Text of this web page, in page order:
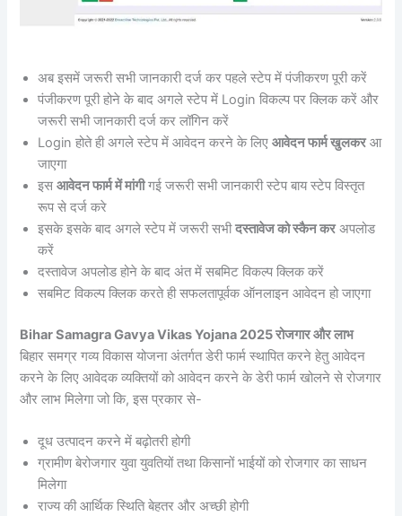
अब इसमें जरूरी सभी जानकारी दर्ज कर पहले स्टेप में पंजीकरण पूरी करें
पंजीकरण पूरी होने के बाद अगले स्टेप में Login विकल्प पर क्लिक करें और
जरूरी सभी जानकारी दर्ज कर लॉगिन करें
Login होते ही अगले स्टेप में आवेदन करने के लिएआवेदन फार्म खुलकरआ
जाएगा
इसआवेदन फार्म में मांगीगई जरूरी सभी जानकारी स्टेप बाय स्टेप विस्तृत
रूप से दर्ज करे
इसके इसके बाद अगले स्टेप में जरूरी सभीदस्तावेज को स्कैन करअपलोड
करें
दस्तावेज अपलोड होने के बाद अंत में सबमिट विकल्प क्लिक करें
सबमिट विकल्प क्लिक करते ही सफलतापूर्वक ऑनलाइन आवेदन हो जाएगा
Bihar Samagra Gavya Vikas Yojana 2025 रोजगार और लाभ
बिहार समग्र गव्य विकास योजना अंतर्गत डेरी फार्म स्थापित करने हेतु आवेदन
करने के लिए आवेदक व्यक्तियों को आवेदन करने के डेरी फार्म खोलने से रोजगार
और लाभ मिलेगा जो कि, इस प्रकार से-
दूध उत्पादन करने में बढ़ोतरी होगी
ग्रामीण बेरोजगार युवा युवतियों तथा किसानों भाईयों को रोजगार का साधन
मिलेगा
राज्य की आर्थिक स्थिति बेहतर और अच्छी होगी